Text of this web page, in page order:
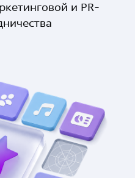
и PR-